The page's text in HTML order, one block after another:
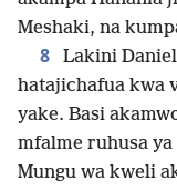
Meshaki, na
8
Lakini
hatajichafua kwa
yake. Basi
mfalme ruhusa
Mungu wa kweli